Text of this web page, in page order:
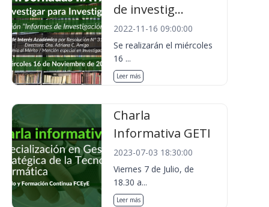
de investig...
2022-11-16 09:00:00
Se realizarán el miércoles
16 ...
Leer más
Charla
Informativa GETI
2023-07-03 18:30:00
Viernes 7 de Julio, de
18.30 a...
Leer más